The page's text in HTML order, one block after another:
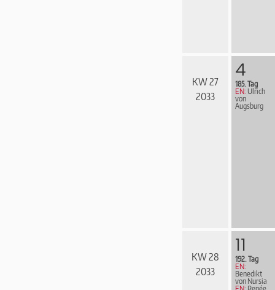
KW 27
2033
4
185. Tag
EN: Ulrich
von
Augsburg
KW 28
2033
11
192. Tag
EN:
Benedikt
von Nursia